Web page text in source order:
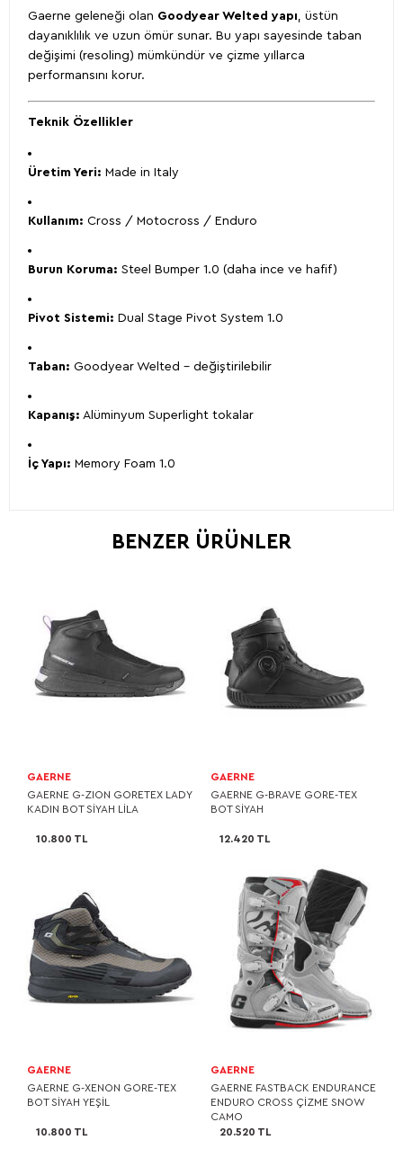
Gaerne geleneği olan Goodyear Welted yapı , üstün
dayanıklılık ve uzun ömür sunar. Bu yapı sayesinde taban
değişimi (resoling) mümkündür ve çizme yıllarca
performansını korur.
Teknik Özellikler
Üretim Yeri: Made in Italy
Kullanım: Cross / Motocross / Enduro
Burun Koruma: Steel Bumper 1.0 (daha ince ve hafif)
Pivot Sistemi: Dual Stage Pivot System 1.0
Taban: Goodyear Welted – değiştirilebilir
Kapanış: Alüminyum Superlight tokalar
İç Yapı: Memory Foam 1.0
BENZER ÜRÜNLER
GAERNE
GAERNE G-ZION GORETEX LADY
KADIN BOT SİYAH LİLA
10.800 TL
GAERNE
GAERNE G-BRAVE GORE-TEX
BOT SİYAH
12.420 TL
GAERNE
GAERNE G-XENON GORE-TEX
BOT SİYAH YEŞİL
10.800 TL
GAERNE
GAERNE FASTBACK ENDURANCE
ENDURO CROSS ÇİZME SNOW
CAMO
20.520 TL